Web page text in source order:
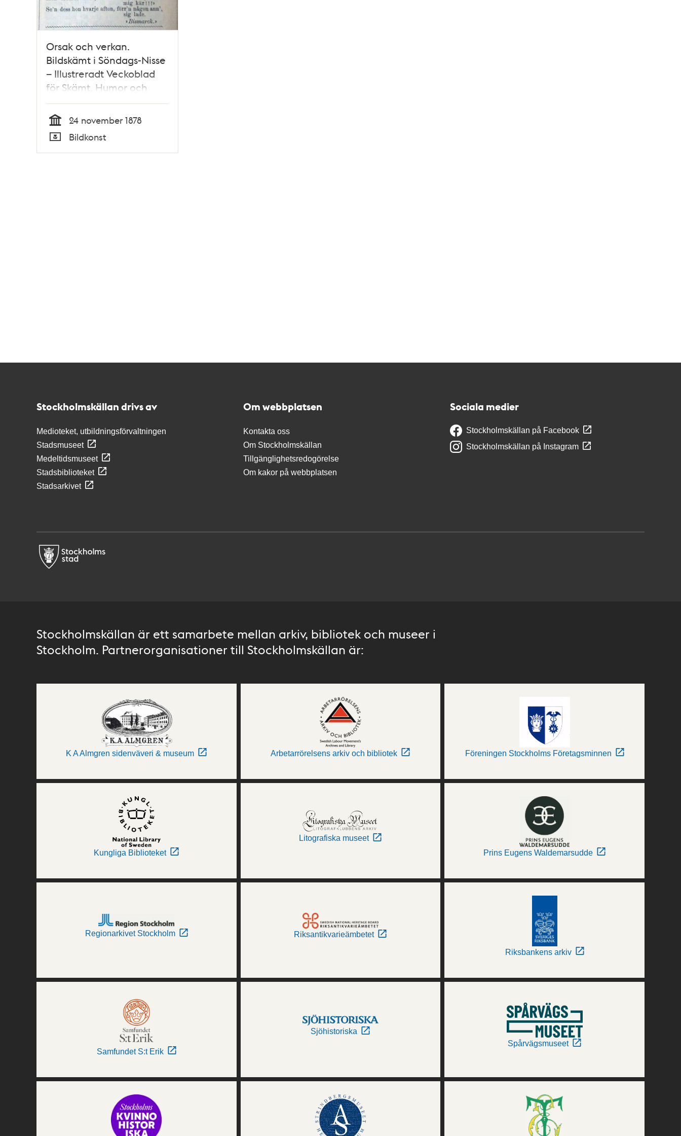
Orsak och verkan.
Bildskämt i Söndags-Nisse
– Illustreradt Veckoblad
för Skämt, Humor och
Satir, nr 47, den 24
november 1878
Tid
24 november 1878
Bildkonst
Stockholmskällan drivs av
Medioteket, utbildningsförvaltningen
Stadsmuseet
Medeltidsmuseet
Stadsbiblioteket
Stadsarkivet
Om webbplatsen
Kontakta oss
Om Stockholmskällan
Tillgänglighetsredogörelse
Om kakor på webbplatsen
Sociala medier
Stockholmskällan på Facebook
Stockholmskällan på Instagram
Stockholmskällan är ett samarbete mellan arkiv, bibliotek och museer i
Stockholm. Partnerorganisationer till Stockholmskällan är:
K A Almgren sidenväveri & museum Arbetarrörelsens arkiv och bibliotek Föreningen Stockholms Företagsminnen
Kungliga Biblioteket
Litografiska museet
Prins Eugens Waldemarsudde
Regionarkivet Stockholm Riksantikvarieämbetet
Riksbankens arkiv
Samfundet S:t Erik
Sjöhistoriska
Spårvägsmuseet